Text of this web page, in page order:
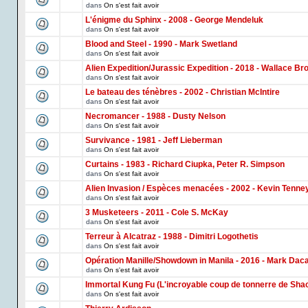
dans On s'est fait avoir
L'énigme du Sphinx - 2008 - George Mendeluk
dans On s'est fait avoir
Blood and Steel - 1990 - Mark Swetland
dans On s'est fait avoir
Alien Expedition/Jurassic Expedition - 2018 - Wallace
dans On s'est fait avoir
Le bateau des ténèbres - 2002 - Christian McIntire
dans On s'est fait avoir
Necromancer - 1988 - Dusty Nelson
dans On s'est fait avoir
Survivance - 1981 - Jeff Lieberman
dans On s'est fait avoir
Curtains - 1983 - Richard Ciupka, Peter R. Simpson
dans On s'est fait avoir
Alien Invasion / Espèces menacées - 2002 - Kevin
dans On s'est fait avoir
3 Musketeers - 2011 - Cole S. McKay
dans On s'est fait avoir
Terreur à Alcatraz - 1988 - Dimitri Logothetis
dans On s'est fait avoir
Opération Manille/Showdown in Manila - 2016 - Mark
dans On s'est fait avoir
Immortal Kung Fu (L'incroyable coup de tonnerre de
dans On s'est fait avoir